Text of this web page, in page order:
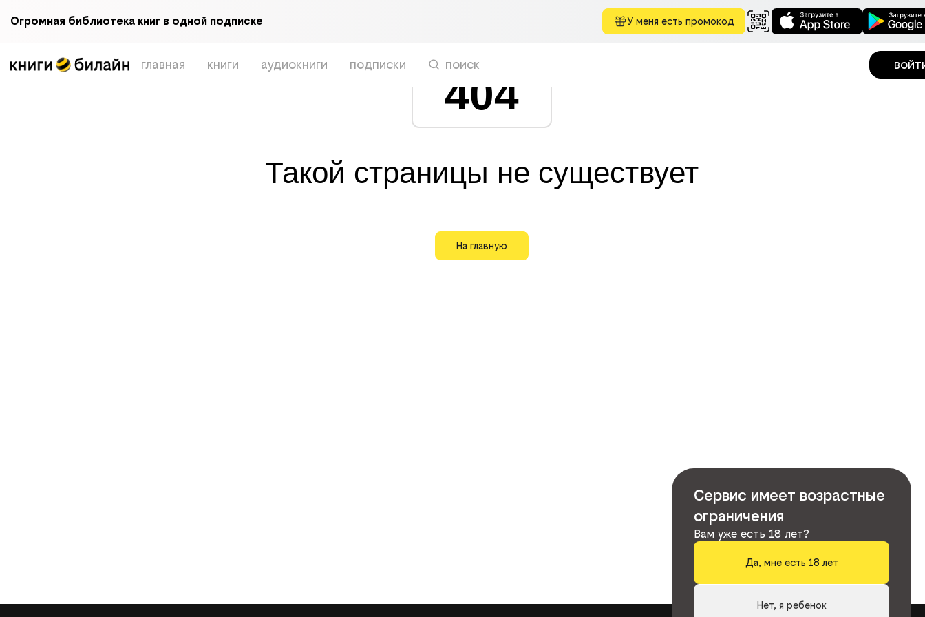
Огромная библиотека книг в одной подписке У меня есть промокод
главная книги аудиокниги подписки поиск
404
Такой страницы не существует
На главную
Сервис имеет возрастные
ограничения
Вам уже есть 18 лет?
Да, мне есть 18 лет
Нет, я ребенок